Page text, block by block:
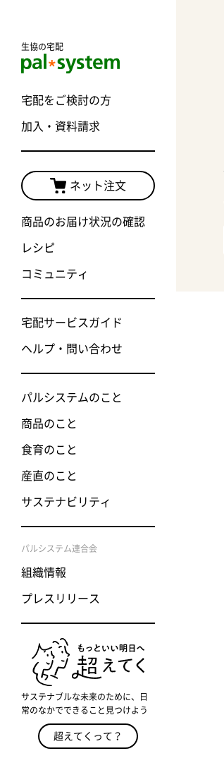
生協の宅配
宅配をご検討の方
加入・資料請求
ネット注文
商品のお届け状況の確認
レシピ
コミュニティ
宅配サービスガイド
ヘルプ・問い合わせ
パルシステムのこと
商品のこと
食育のこと
産直のこと
サステナビリティ
パルシステム連合会
組織情報
プレスリリース
サステナブルな未来のために、日
常のなかでできること見つけよう
超えてくって？